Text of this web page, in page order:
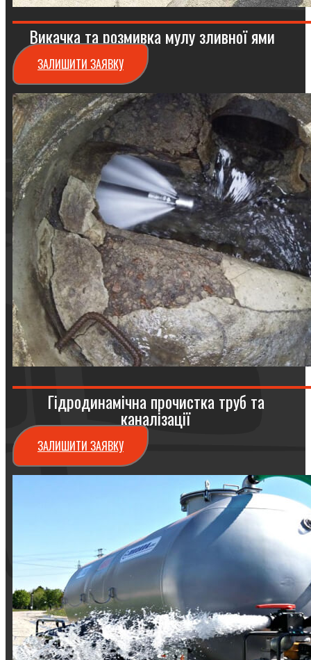
Викачка та розмивка мулу зливної ями
ЗАЛИШИТИ ЗАЯВКУ
Гідродинамічна прочистка труб та
каналізації
ЗАЛИШИТИ ЗАЯВКУ